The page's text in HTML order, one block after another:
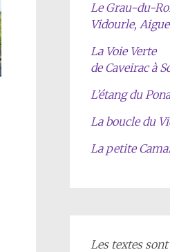
Le Grau-du-
Vidourle,
La Voie Verte
de Caveirac à
L’étang du
La boucle du
La petite
Les textes